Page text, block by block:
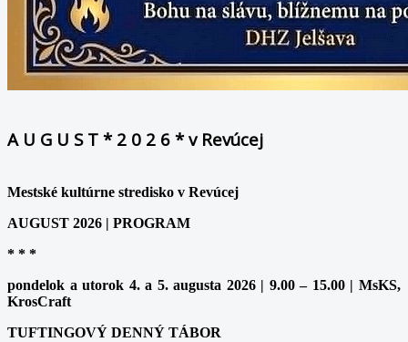
A U G U S T * 2 0 2 6 * v Revúcej
Mestské kultúrne stredisko v Revúcej
AUGUST 2026 | PROGRAM
* * *
pondelok a utorok 4. a 5. augusta 2026 | 9.00 – 15.00 | MsKS,
KrosCraft
TUFTINGOVÝ DENNÝ TÁBOR